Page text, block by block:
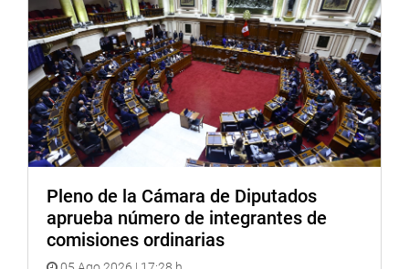
Pleno de la Cámara de Diputados
aprueba número de integrantes de
comisiones ordinarias